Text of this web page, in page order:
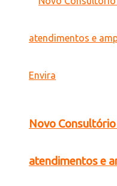
Novo
atendimentos e